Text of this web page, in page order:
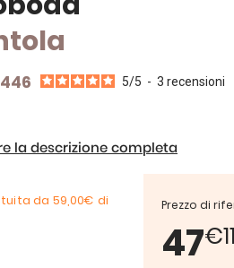
5/5 - 3 recensioni
la descrizione completa
Prezzo di
47€11
da 59,00€ di